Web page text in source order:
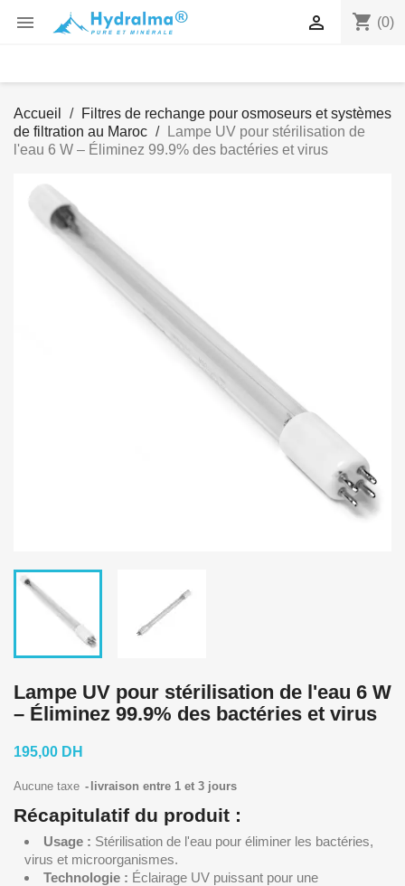
 shopping_cart (0)

Accueil
Filtres de rechange pour osmoseurs et systèmes
de filtration au Maroc
Lampe UV pour stérilisation de
l'eau 6 W – Éliminez 99.9% des bactéries et virus
Lampe UV pour stérilisation de l'eau 6 W
– Éliminez 99.9% des bactéries et virus
195,00 DH
Aucune taxe livraison entre 1 et 3 jours
Récapitulatif du produit :
Usage : Stérilisation de l'eau pour éliminer les bactéries,
virus et microorganismes.
Technologie : Éclairage UV puissant pour une